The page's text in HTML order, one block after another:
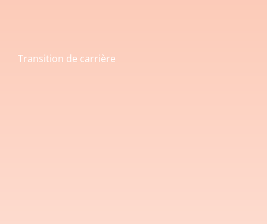
Transition de carrière